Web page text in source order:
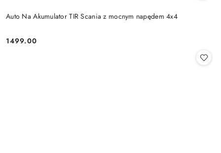
Auto Na Akumulator TIR Scania z mocnym napędem 4x4
Cena:
1499.00